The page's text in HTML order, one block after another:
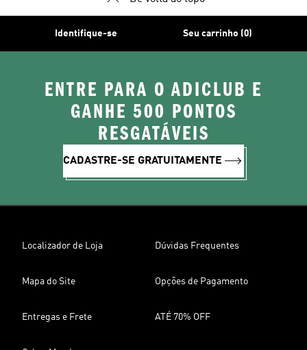
Identifique-se Seu carrinho (0)
ENTRE PARA O ADICLUB E
GANHE 500 PONTOS
RESGATÁVEIS
CADASTRE-SE GRATUITAMENTE
Localizador de Loja Dúvidas Frequentes
Mapa do Site Opções de Pagamento
Entregas e Frete ATÉ 70% OFF